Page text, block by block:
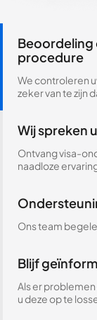
procedure
We controleren
zeker van te zijn
Wij spreken
Ontvang visa-
naadloze
Ons team
Blijf
Als er
u deze op te